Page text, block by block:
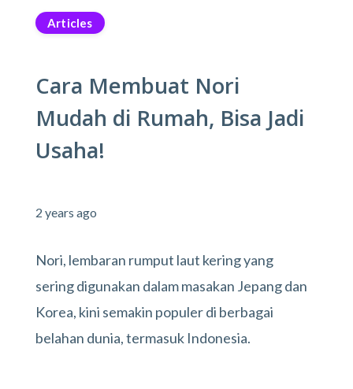
Articles
Cara Membuat Nori
Mudah di Rumah, Bisa Jadi
Usaha!
2 years ago
Nori, lembaran rumput laut kering yang
sering digunakan dalam masakan Jepang dan
Korea, kini semakin populer di berbagai
belahan dunia, termasuk Indonesia.